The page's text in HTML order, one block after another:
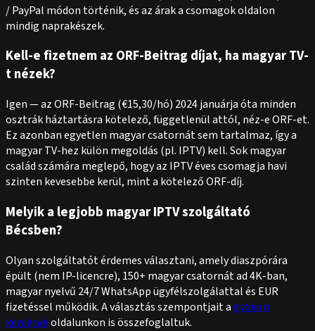
/ PayPal módon történik, és az árak a csomagok oldalon
mindig naprakészek.
Kell-e fizetnem az ORF-Beitrag díjat, ha magyar TV-
t nézek?
Igen — az ORF-Beitrag (€15,30/hó) 2024 januárja óta minden
osztrák háztartásra kötelező, függetlenül attól, néz-e ORF-et.
Ez azonban egyetlen magyar csatornát sem tartalmaz, így a
magyar TV-hez külön megoldás (pl. IPTV) kell. Sok magyar
család számára meglepő, hogy az IPTV éves csomagja havi
szinten kevesebbe kerül, mint a kötelező ORF-díj.
Melyik a legjobb magyar IPTV szolgáltató
Bécsben?
Olyan szolgáltatót érdemes választani, amely diaszpórára
épült (nem IP-licencre), 150+ magyar csatornát ad 4K-ban,
magyar nyelvű 24/7 WhatsApp ügyfélszolgálattal és EUR
fizetéssel működik. A választás szempontjait agyakori
kérdésekoldalunkon is összefoglaltuk.